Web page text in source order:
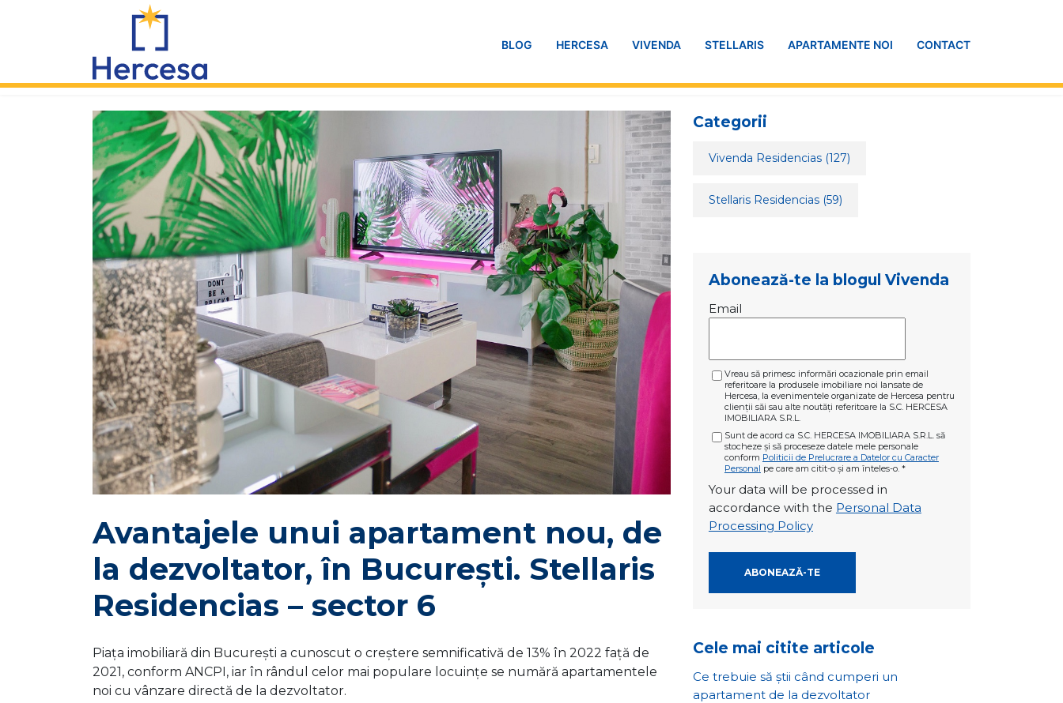
BLOG HERCESA VIVENDA STELLARIS APARTAMENTE NOI CONTACT
Avantajele unui apartament nou, de
la dezvoltator, în București. Stellaris
Residencias – sector 6
Piața imobiliară din București a cunoscut o creștere semnificativă de 13% în 2022 față de
2021, conform ANCPI, iar în rândul celor mai populare locuințe se numără apartamentele
noi cu vânzare directă de la dezvoltator.
Categorii
Vivenda Residencias (127)
Stellaris Residencias (59)
Abonează-te la blogul Vivenda
Email
Vreau să primesc informări ocazionale prin email
referitoare la produsele imobiliare noi lansate de
Hercesa, la evenimentele organizate de Hercesa pentru
clienții săi sau alte noutăți referitoare la S.C. HERCESA
IMOBILIARA S.R.L.
Sunt de acord ca S.C. HERCESA IMOBILIARA S.R.L. să
stocheze și să proceseze datele mele personale
conform Politicii de Prelucrare a Datelor cu Caracter
Personal pe care am citit-o și am înteles-o. *
Your data will be processed in
accordance with the Personal Data
Processing Policy
Cele mai citite articole
Ce trebuie să știi când cumperi un
apartament de la dezvoltator